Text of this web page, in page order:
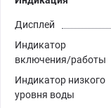
Дисплей
Индикатор
включения/работы
Индикатор низкого
уровня воды